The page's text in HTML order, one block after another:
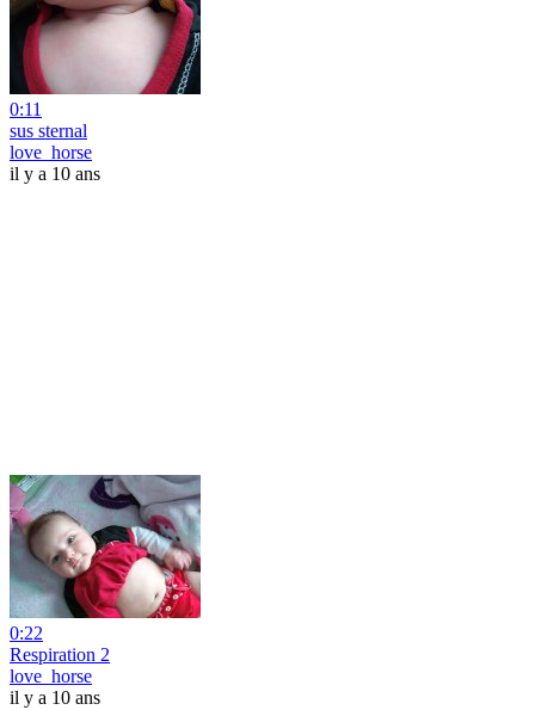
0:11
sus sternal
love_horse
il y a 10 ans
0:22
Respiration 2
love_horse
il y a 10 ans